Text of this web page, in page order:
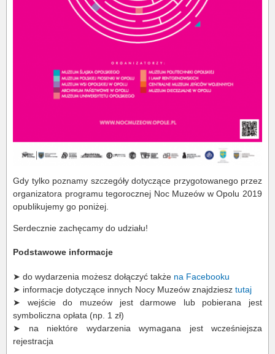
Gdy tylko poznamy szczegóły dotyczące przygotowanego przez
organizatora programu tegorocznej Noc Muzeów w Opolu 2019
opublikujemy go poniżej.
Serdecznie zachęcamy do udziału!
Podstawowe informacje
➤ do wydarzenia możesz dołączyć także na Facebooku
➤ informacje dotyczące innych Nocy Muzeów znajdziesz tutaj
➤ wejście do muzeów jest darmowe lub pobierana jest
symboliczna opłata (np. 1 zł)
➤ na niektóre wydarzenia wymagana jest wcześniejsza
rejestracja